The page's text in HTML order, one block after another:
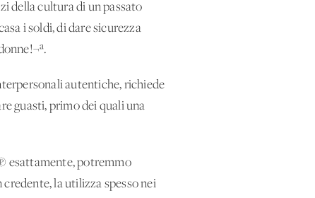
della cultura di un passato
i soldi, di dare sicurezza
autentiche, richiede
guasti, primo dei quali una
esattamente, potremmo
la utilizza spesso nei